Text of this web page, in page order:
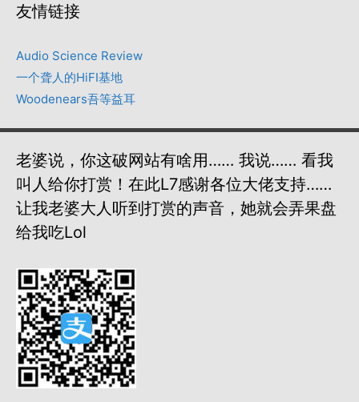
友情链接
Audio Science Review
一个聋人的HiFI基地
Woodenears吾等益耳
老婆说，你这破网站有啥用…… 我说…… 看我
叫人给你打赏！在此L7感谢各位大佬支持……
让我老婆大人听到打赏的声音，她就会弄果盘
给我吃lol